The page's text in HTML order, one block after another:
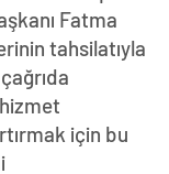
Fatma
tahsilatıyla
için bu